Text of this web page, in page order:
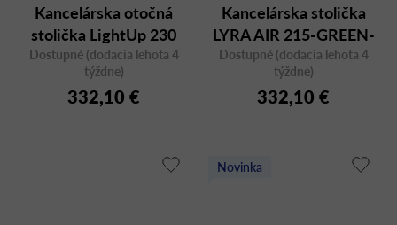
Kancelárska otočná
stolička LightUp 230
Dostupné (dodacia lehota 4
týždne)
332,10 €
Kancelárska stolička
LYRA AIR 215-GREEN-
SYS v zelenom
prevedení
Dostupné (dodacia lehota 4
týždne)
332,10 €
Novinka